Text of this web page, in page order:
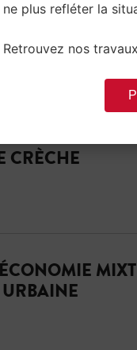
ROCADE
CRÈCHE
ne plus refléter la
Retrouvez nos